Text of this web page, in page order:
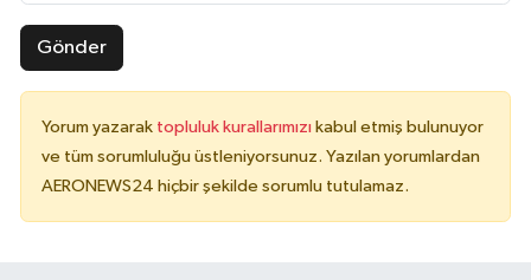
Gönder
Yorum yazarak topluluk kurallarımızı kabul etmiş bulunuyor
ve tüm sorumluluğu üstleniyorsunuz. Yazılan yorumlardan
AERONEWS24 hiçbir şekilde sorumlu tutulamaz.